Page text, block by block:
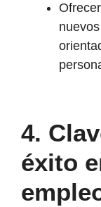
4.
éxito